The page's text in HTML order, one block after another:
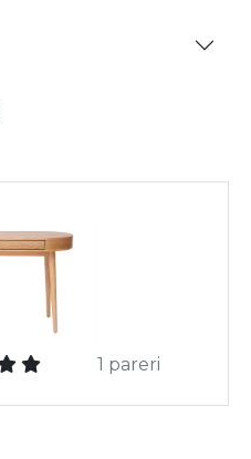
1 pareri